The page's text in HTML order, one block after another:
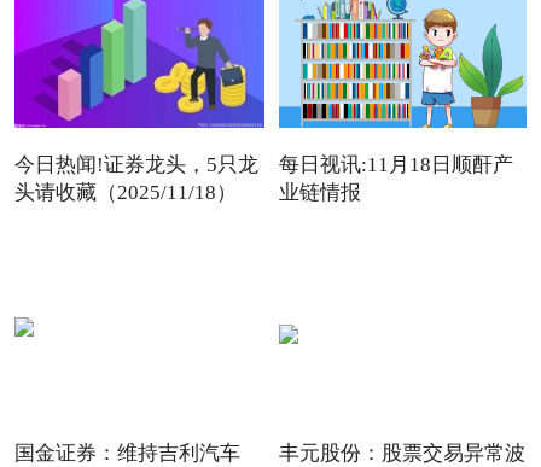
今日热闻!证券龙头，5只龙
头请收藏（2025/11/18）
每日视讯:11月18日顺酐产
业链情报
国金证券：维持吉利汽车
丰元股份：股票交易异常波